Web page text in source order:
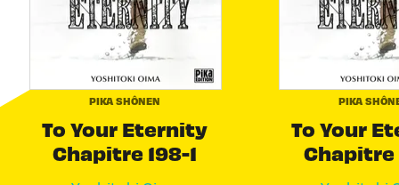
PIKA SHÔNEN
To Your Eternity
Chapitre 198-1
PIKA
To Your
Chapitre